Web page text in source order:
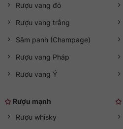
Rượu vang đỏ
Rượu vang trắng
Sâm panh (Champage)
Rượu vang Pháp
Rượu vang Ý
Rượu mạnh
Rượu whisky